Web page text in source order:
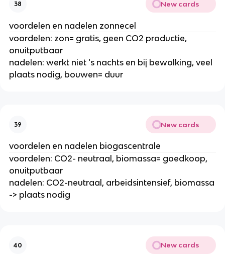
38 New cards
voordelen en nadelen zonnecel
voordelen: zon= gratis, geen CO2 productie,
onuitputbaar
nadelen: werkt niet 's nachts en bij bewolking, veel
plaats nodig, bouwen= duur
39 New cards
voordelen en nadelen biogascentrale
voordelen: CO2- neutraal, biomassa= goedkoop,
onuitputbaar
nadelen: CO2-neutraal, arbeidsintensief, biomassa
-> plaats nodig
40 New cards